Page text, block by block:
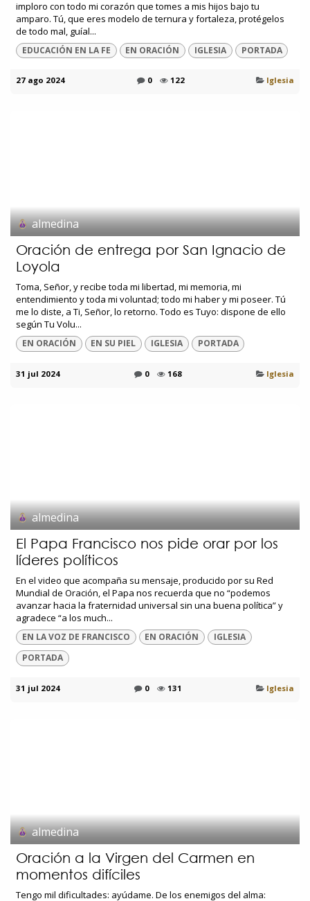
imploro con todo mi corazón que tomes a mis hijos bajo tu
amparo. Tú, que eres modelo de ternura y fortaleza, protégelos
de todo mal, guíal...
EDUCACIÓN EN LA FE EN ORACIÓN IGLESIA PORTADA
27 ago 2024 0 122 Iglesia
almedina
Oración de entrega por San Ignacio de
Loyola
Toma, Señor, y recibe toda mi libertad, mi memoria, mi
entendimiento y toda mi voluntad; todo mi haber y mi poseer. Tú
me lo diste, a Ti, Señor, lo retorno. Todo es Tuyo: dispone de ello
según Tu Volu...
EN ORACIÓN EN SU PIEL IGLESIA PORTADA
31 jul 2024 0 168 Iglesia
almedina
El Papa Francisco nos pide orar por los
líderes políticos
En el video que acompaña su mensaje, producido por su Red
Mundial de Oración, el Papa nos recuerda que no “podemos
avanzar hacia la fraternidad universal sin una buena política” y
agradece “a los much...
EN LA VOZ DE FRANCISCO EN ORACIÓN
IGLESIA
PORTADA
31 jul 2024 0 131 Iglesia
almedina
Oración a la Virgen del Carmen en
momentos difíciles
Tengo mil dificultades: ayúdame. De los enemigos del alma: